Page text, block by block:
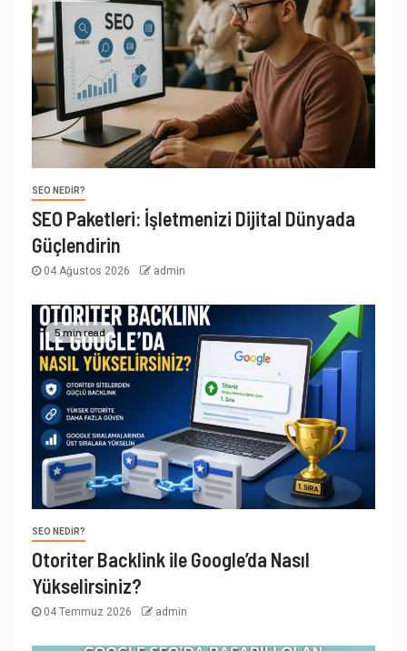
SEO NEDIR?
SEO Paketleri: İşletmenizi Dijital Dünyada
Güçlendirin
04 Ağustos 2026 admin
5 min read
SEO NEDIR?
Otoriter Backlink ile Google’da Nasıl
Yükselirsiniz?
04 Temmuz 2026 admin